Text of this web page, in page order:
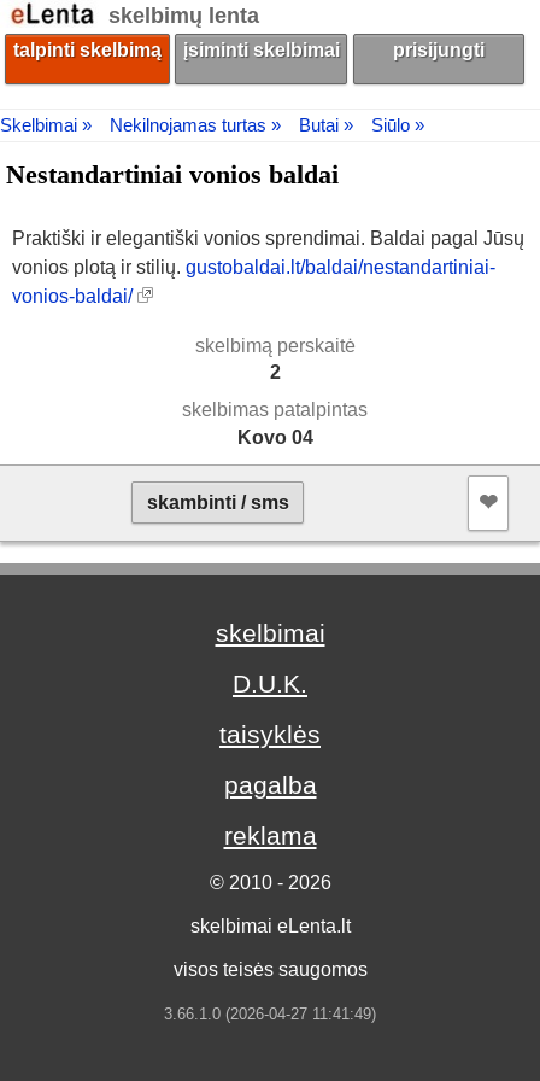
skelbimų lenta
talpinti skelbimą įsiminti skelbimai prisijungti
Skelbimai » Nekilnojamas turtas » Butai » Siūlo »
Nestandartiniai vonios baldai
Praktiški ir elegantiški vonios sprendimai. Baldai pagal Jūsų
vonios plotą ir stilių. gustobaldai.lt/baldai/nestandartiniai-
vonios-baldai/
skelbimą perskaitė
2
skelbimas patalpintas
Kovo 04
skambinti / sms ❤︎
skelbimai
D.U.K.
taisyklės
pagalba
reklama
© 2010 - 2026
skelbimai eLenta.lt
visos teisės saugomos
3.66.1.0 (2026-04-27 11:41:49)